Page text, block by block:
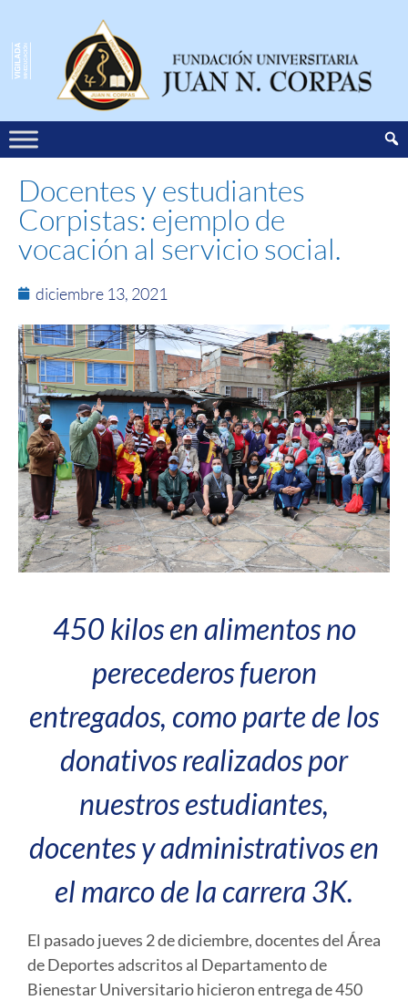
Docentes y estudiantes
Corpistas: ejemplo de
vocación al servicio social.
diciembre 13, 2021
450 kilos en alimentos no
perecederos fueron
entregados, como parte de los
donativos realizados por
nuestros estudiantes,
docentes y administrativos en
el marco de la carrera 3K.
El pasado jueves 2 de diciembre, docentes del Área
de Deportes adscritos al Departamento de
Bienestar Universitario hicieron entrega de 450